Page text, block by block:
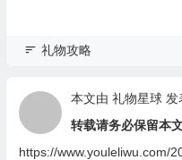
礼物攻略
本文由 礼物星球发
转载请务必保留本
https://www.youleliwu.com/